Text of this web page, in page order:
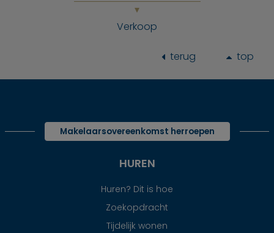
Verkoop
terug top
Makelaarsovereenkomst herroepen
HUREN
Huren? Dit is hoe
Zoekopdracht
Tijdelijk wonen